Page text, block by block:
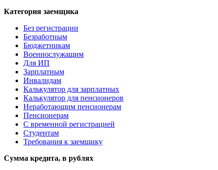
Категория заемщика
Без регистрации
Безработным
Бюджетникам
Военнослужащим
Для ИП
Зарплатным
Инвалидам
Калькулятор для зарплатных
Калькулятор для пенсионеров
Неработающим пенсионерам
Пенсионерам
С временной регистрацией
Студентам
Требования к заемщику
Сумма кредита, в рублях